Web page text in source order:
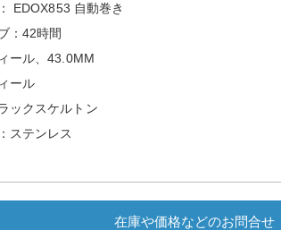
EDOX853 自動巻き
：42時間
ール、43.0MM
ール
ックスケルトン
ステンレス
在庫や価格などのお問合せ